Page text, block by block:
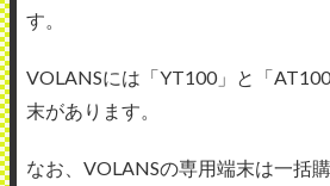
す。
VOLANSには「YT100」と「
末があります。
なお、VOLANSの専用端末は一括